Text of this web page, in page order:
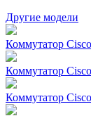
Другие модели
Коммутатор
Коммутатор
Коммутатор